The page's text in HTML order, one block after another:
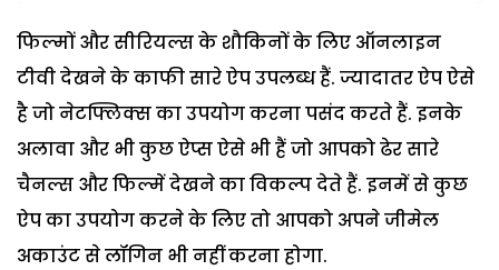
फिल्मों और सीरियल्स के शौकिनों के लिए ऑनलाइन
टीवी देखने के काफी सारे ऐप उपलब्ध हैं. ज्यादातर ऐप ऐसे
है जो नेटफ्लिक्स का उपयोग करना पसंद करते हैं. इनके
अलावा और भी कुछ ऐप्स ऐसे भी हैं जो आपको ढेर सारे
चैनल्स और फिल्में देखने का विकल्प देते हैं. इनमें से कुछ
ऐप का उपयोग करने के लिए तो आपको अपने जीमेल
अकाउंट से लॉगिन भी नहीं करना होगा.